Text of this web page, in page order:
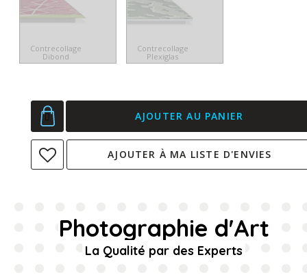
Contrecollage
Dibond
Contrecollage
Plexiglas
AJOUTER AU PANIER
AJOUTER À MA LISTE D'ENVIES
Photographie d'Art
La Qualité par des Experts